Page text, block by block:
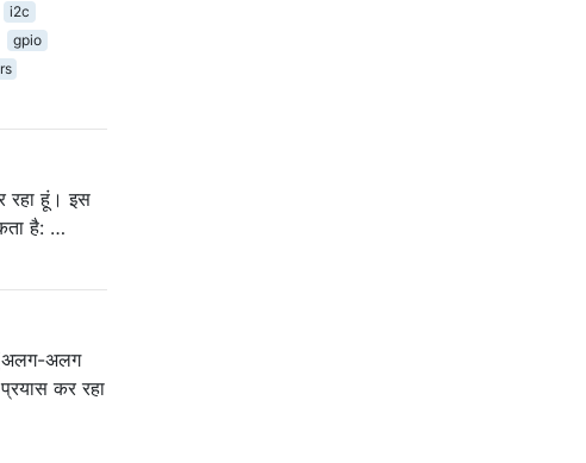
i2c
gpio
रहा हूं। इस
है: …
(अलग-अलग
कर रहा